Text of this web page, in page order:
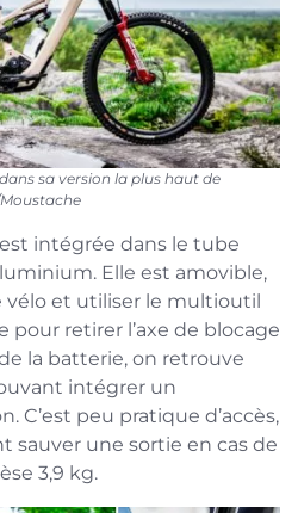
sa version la plus haut de
intégrée dans le tube
Elle est amovible,
vélo et utiliser le multioutil
pour retirer l’axe de blocage
la batterie, on retrouve
intégrer un
C’est peu pratique d’accès,
sauver une sortie en cas de
3,9 kg.